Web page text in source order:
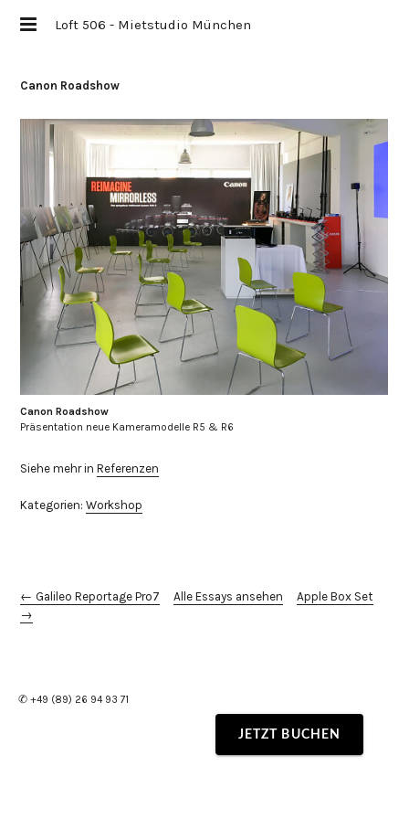
Loft 506 - Mietstudio München
Canon Roadshow
Canon Roadshow
Präsentation neue Kameramodelle R5 & R6
Siehe mehr inReferenzen
Kategorien:Workshop
← Galileo Reportage Pro7 Alle Essays ansehen
Apple Box Set
→
✆ +49 (89) 26 94 93 71
JETZT BUCHEN